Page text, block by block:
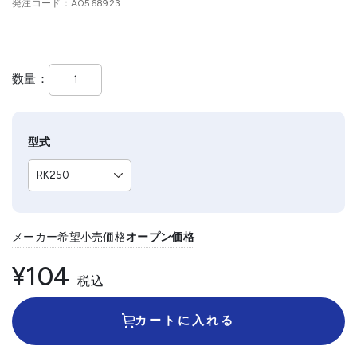
発注コード A0568923
数量
型式
メーカー希望小売価格オープン価格
¥104 税込
カートに入れる